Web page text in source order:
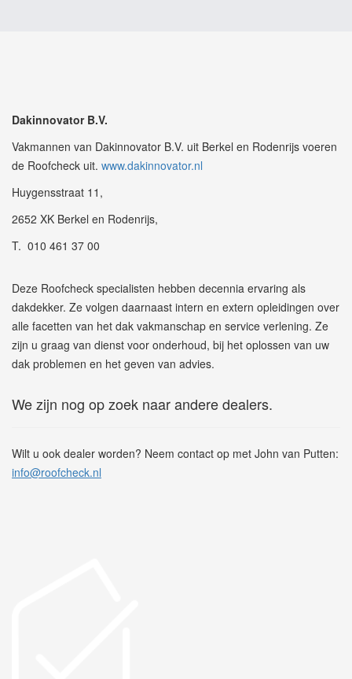
Dakinnovator B.V.
Vakmannen van Dakinnovator B.V. uit Berkel en Rodenrijs voeren
de Roofcheck uit. www.dakinnovator.nl
Huygensstraat 11,
2652 XK Berkel en Rodenrijs,
T. 010 461 37 00
Deze Roofcheck specialisten hebben decennia ervaring als
dakdekker. Ze volgen daarnaast intern en extern opleidingen over
alle facetten van het dak vakmanschap en service verlening. Ze
zijn u graag van dienst voor onderhoud, bij het oplossen van uw
dak problemen en het geven van advies.
We zijn nog op zoek naar andere dealers.
Wilt u ook dealer worden? Neem contact op met John van Putten:
info@roofcheck.nl